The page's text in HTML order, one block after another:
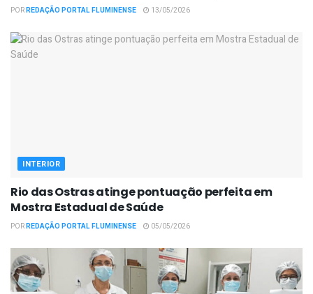
PORREDAÇÃO PORTAL FLUMINENSE 13/05/2026
INTERIOR
Rio das Ostras atinge pontuação perfeita em
Mostra Estadual de Saúde
PORREDAÇÃO PORTAL FLUMINENSE 05/05/2026